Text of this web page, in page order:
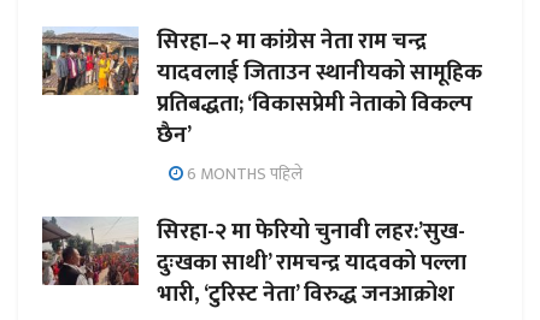
सिरहा–२ मा कांग्रेस नेता राम चन्द्र
यादवलाई जिताउन स्थानीयको सामूहिक
प्रतिबद्धता; ‘विकासप्रेमी नेताको विकल्प
छैन’
6 MONTHS पहिले
सिरहा-२ मा फेरियो चुनावी लहर:’सुख-
दुःखका साथी’ रामचन्द्र यादवको पल्ला
भारी, ‘टुरिस्ट नेता’ विरुद्ध जनआक्रोश